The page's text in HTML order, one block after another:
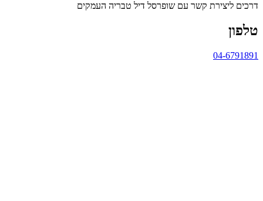
דרכים ליצירת קשר עם שופרסל דיל טבריה העמקים
טלפון
04-6791891